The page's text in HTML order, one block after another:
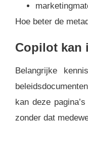
Hoe beter de
Copilot kan
Belangrijke
kan deze
zonder dat